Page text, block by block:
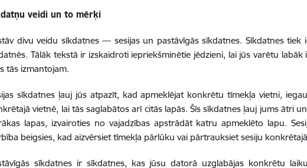
veidi un to mērķi
divu veidu sīkdatnes — sesijas un pastāvīgās sīkdatnes. Sīkdatnes tiek
Tālāk tekstā ir izskaidroti iepriekšminētie jēdzieni, lai jūs varētu
tās izmantojam.
sīkdatnes ļauj jūs atpazīt, kad apmeklējat konkrētu tīmekļa vietni,
vietnē, lai tās saglabātos arī citās lapās. Šīs sīkdatnes ļauj jums ātri
lapas, izvairoties no vajadzības apstrādāt katru apmeklēto lapu.
beigsies, kad aizvērsiet tīmekļa pārlūku vai pārtrauksiet sesiju
sīkdatnes ir sīkdatnes, kas jūsu datorā uzglabājas konkrētu